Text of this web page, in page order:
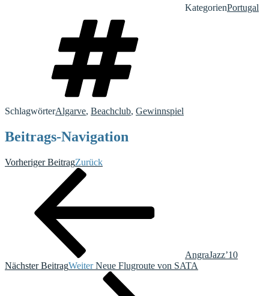
KategorienPortugal
SchlagwörterAlgarve, Beachclub, Gewinnspiel
Beitrags-Navigation
Vorheriger BeitragZurück
AngraJazz’10
Nächster BeitragWeiter Neue Flugroute von SATA